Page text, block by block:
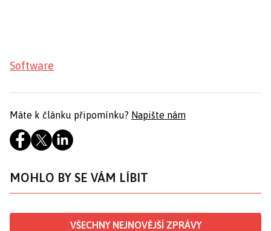
Software
Máte k článku připomínku? Napište nám
MOHLO BY SE VÁM LÍBIT
VŠECHNY NEJNOVĚJŠÍ ZPRÁVY